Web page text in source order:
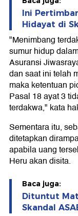
Ini
Hidayat di
"Menimbang
sumur hidup
Asuransi
dan saat ini telah
maka ketentuan
Pasal 18 ayat 3
terdakwa," kata
Sementara itu,
ditetapkan
apabila uang
Heru akan disita.
Baca juga:
Dituntut
Skandal